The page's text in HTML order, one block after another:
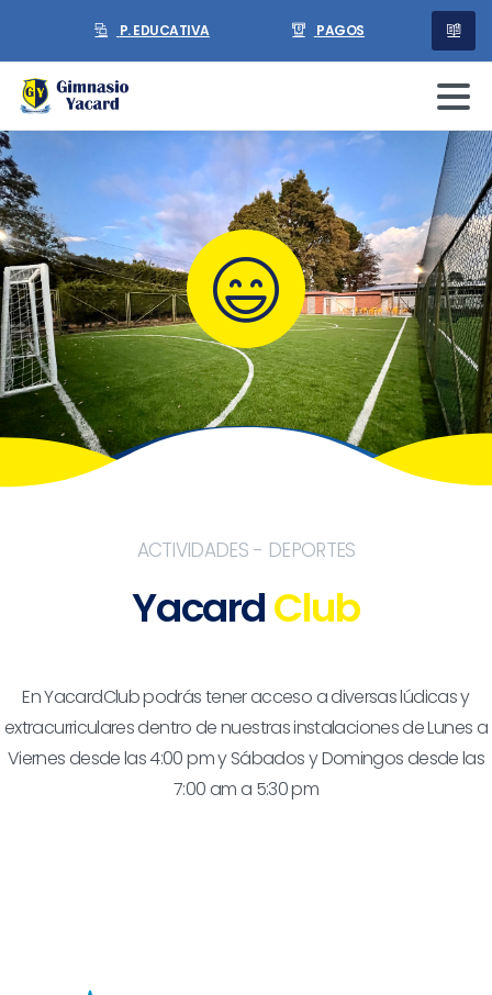
P. EDUCATIVA PAGOS
ACTIVIDADES - DEPORTES
YacardClub
En YacardClub podrás tener acceso a diversas lúdicas y
extracurriculares dentro de nuestras instalaciones de Lunes a
Viernes desde las 4:00 pm y Sábados y Domingos desde las
7:00 am a 5:30 pm